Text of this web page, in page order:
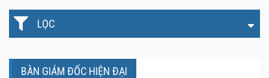
LỌC
BÀN GIÁM ĐỐC HIỆN ĐẠI